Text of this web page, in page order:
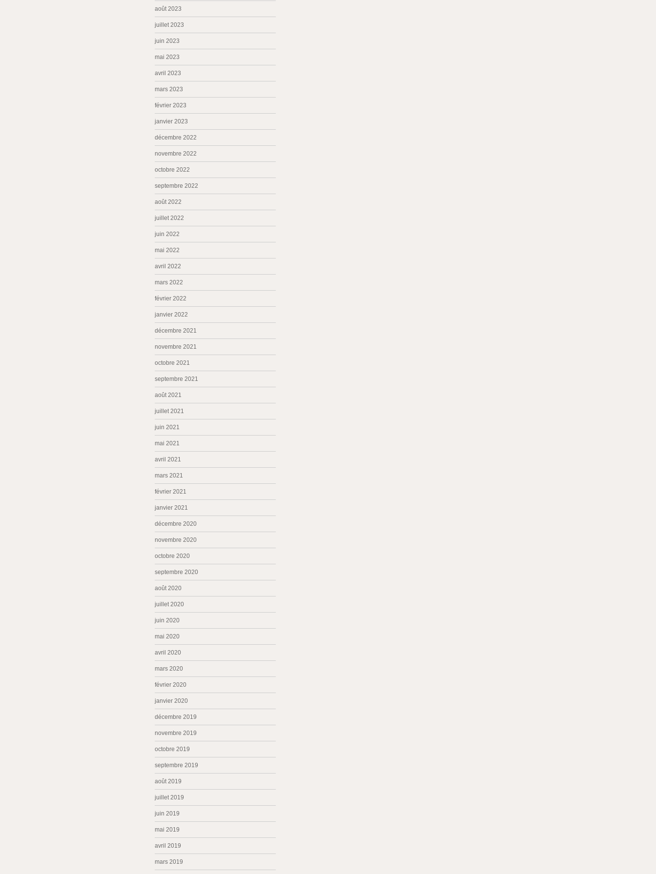
août 2023
juillet 2023
juin 2023
mai 2023
avril 2023
mars 2023
février 2023
janvier 2023
décembre 2022
novembre 2022
octobre 2022
septembre 2022
août 2022
juillet 2022
juin 2022
mai 2022
avril 2022
mars 2022
février 2022
janvier 2022
décembre 2021
novembre 2021
octobre 2021
septembre 2021
août 2021
juillet 2021
juin 2021
mai 2021
avril 2021
mars 2021
février 2021
janvier 2021
décembre 2020
novembre 2020
octobre 2020
septembre 2020
août 2020
juillet 2020
juin 2020
mai 2020
avril 2020
mars 2020
février 2020
janvier 2020
décembre 2019
novembre 2019
octobre 2019
septembre 2019
août 2019
juillet 2019
juin 2019
mai 2019
avril 2019
mars 2019